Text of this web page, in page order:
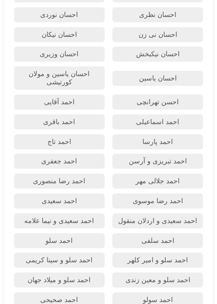
احسان نظری احسان نوردی
احسان نی زن احسان نیکان
احسان نیکبخش احسان وزیری
احسان یاسین
احسان یاسین و مولان
کورتیشی
احسن تهرانچی احمد آقایی
احمد اسماعیلی احمد باقری
احمد پارسا احمد تاج
احمد تبریزی و آرسن احمد جعفری
احمد جلالی مهر احمد رضا منصوری
احمد رضا موسوی احمد سعیدی
احمد سعیدی و اردلان منقول احمد سعیدی و نیما علامه
احمد سلفی احمد سلو
احمد سلو و امیر کلهر احمد سلو و سینا کریمی
احمد سلو و معین زندی احمد سلو و میلاد جهان
احمد سولو احمد صحیحی